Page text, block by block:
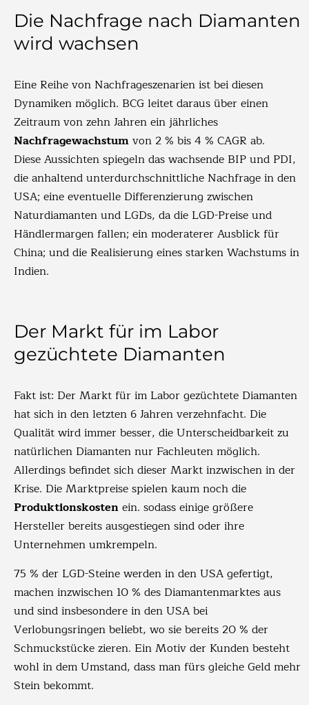
Die Nachfrage nach Diamanten
wird wachsen
Eine Reihe von Nachfrageszenarien ist bei diesen
Dynamiken möglich. BCG leitet daraus über einen
Zeitraum von zehn Jahren ein jährliches
Nachfragewachstumvon 2 % bis 4 % CAGR ab.
Diese Aussichten spiegeln das wachsende BIP und PDI,
die anhaltend unterdurchschnittliche Nachfrage in den
USA; eine eventuelle Differenzierung zwischen
Naturdiamanten und LGDs, da die LGD-Preise und
Händlermargen fallen; ein moderaterer Ausblick für
China; und die Realisierung eines starken Wachstums in
Indien.
Der Markt für im Labor
gezüchtete Diamanten
Fakt ist: Der Markt für im Labor gezüchtete Diamanten
hat sich in den letzten 6 Jahren verzehnfacht. Die
Qualität wird immer besser, die Unterscheidbarkeit zu
natürlichen Diamanten nur Fachleuten möglich.
Allerdings befindet sich dieser Markt inzwischen in der
Krise. Die Marktpreise spielen kaum noch die
Produktionskostenein. sodass einige größere
Hersteller bereits ausgestiegen sind oder ihre
Unternehmen umkrempeln.
75 % der LGD-Steine werden in den USA gefertigt,
machen inzwischen 10 % des Diamantenmarktes aus
und sind insbesondere in den USA bei
Verlobungsringen beliebt, wo sie bereits 20 % der
Schmuckstücke zieren. Ein Motiv der Kunden besteht
wohl in dem Umstand, dass man fürs gleiche Geld mehr
Stein bekommt.